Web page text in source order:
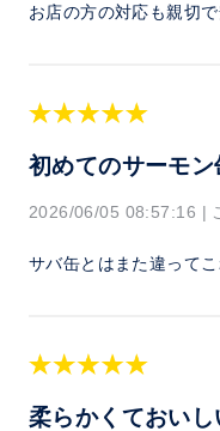
お店の方の対応も親切
初めてのサーモン
2026/06/05 08:57:16 |
サバ缶とはまた違って
柔らかくておいし